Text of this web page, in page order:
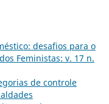
desafios para o
Feministas: v. 17 n.
de controle